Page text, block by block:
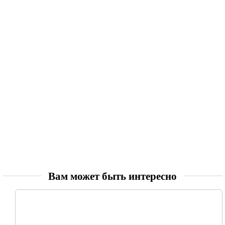
Вам может быть интересно